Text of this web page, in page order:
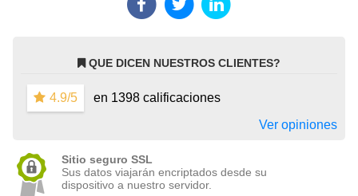
QUE DICEN NUESTROS CLIENTES?
4.9/5
en 1398 calificaciones
Ver opiniones
Sitio seguro SSL
Sus datos viajarán encriptados desde su
dispositivo a nuestro servidor.